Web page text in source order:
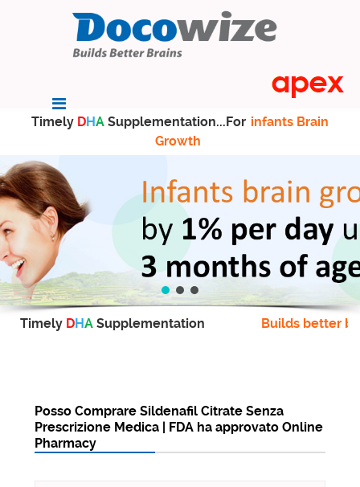
Timely DHA Supplementation...For infants Brain
Growth
Timely DHA Supplementation Builds better
Posso Comprare Sildenafil Citrate Senza
Prescrizione Medica | FDA ha approvato Online
Pharmacy